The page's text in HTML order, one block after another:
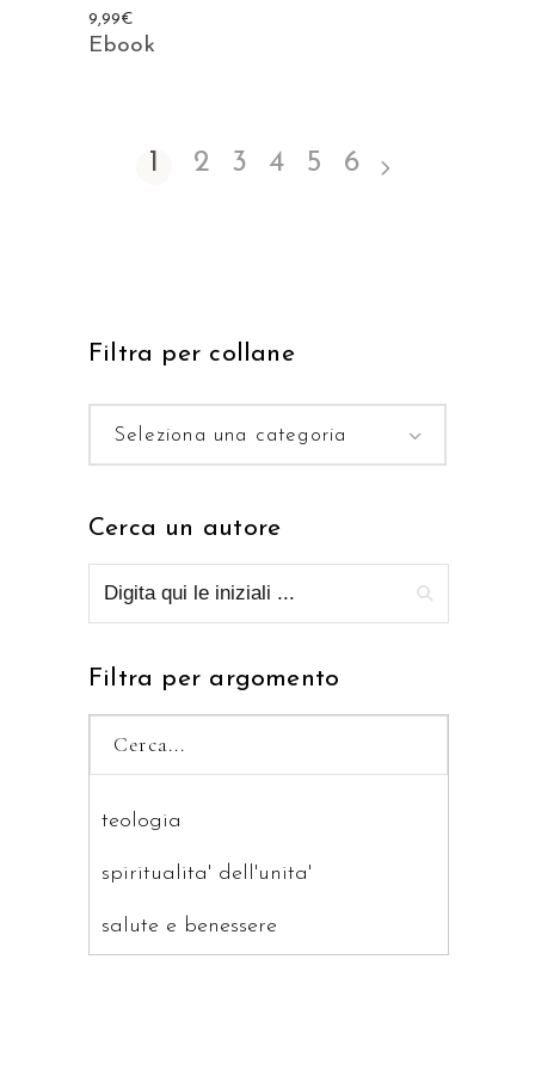
9,99€
Ebook
1 2 3 4 5 6
Filtra per collane
Seleziona una categoria
Cerca un autore
Filtra per argomento
teologia
spiritualita' dell'unita'
salute e benessere